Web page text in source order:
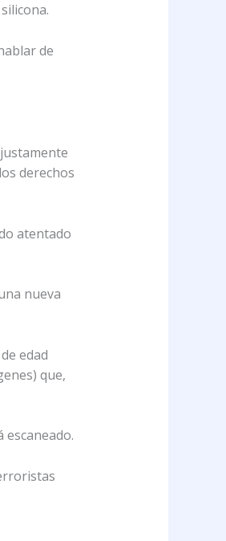
de
derechos
atentado
nueva
edad
que,